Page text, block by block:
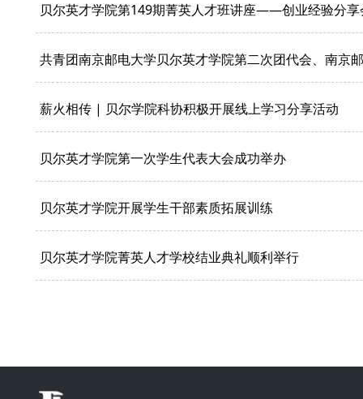
贝尔英才学院第149期菁英人才班讲座——创业经验分享
共青团南京邮电大学贝尔英才学院第二次团代会、南京
薪火相传 | 贝尔学院科协积极开展线上学习分享活动
贝尔英才学院第一次学生代表大会成功举办
贝尔英才学院开展学生干部素质拓展训练
贝尔英才学院菁英人才学校结业典礼顺利举行